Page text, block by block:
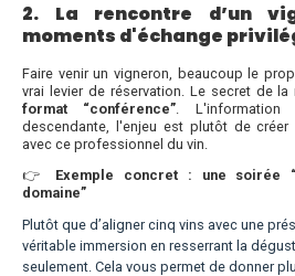
2. La rencontre d’un
moments d'échange
Faire venir un vigneron, beaucoup le
vrai levier de réservation. Le secret de la
format “conférence”.
descendante, l'enjeu est plutôt de
avec ce professionnel du vin.
👉 Exemple concret : une soirée
domaine”
Plutôt que d’aligner cinq vins avec une
véritable immersion en resserrant la
seulement. Cela vous permet de donner